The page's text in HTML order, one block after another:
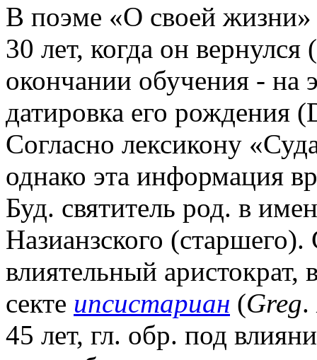
В поэме «О своей
30 лет, когда он
окончании обучения - на
датировка его рождения
Согласно лексикону
однако эта информация
Буд. святитель род. в
Назианзского
влиятельный
секте ипсистариан (Greg.
45 лет, гл. обр. под